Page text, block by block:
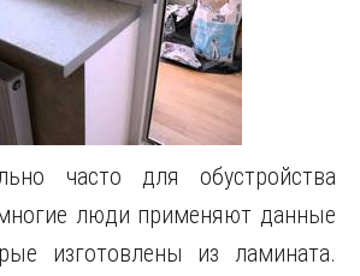
часто для обустройства
люди применяют данные
изготовлены из ламината.